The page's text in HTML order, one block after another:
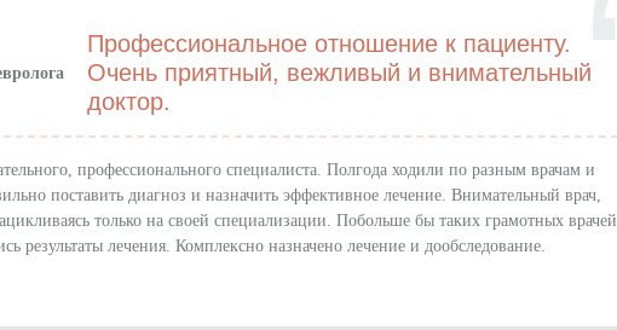
Профессиональное отношение к пациенту.
Очень приятный, вежливый и внимательный
доктор.
профессионального специалиста. Полгода ходили по разным врачам и
поставить диагноз и назначить эффективное лечение. Внимательный врач,
только на своей специализации. Побольше бы таких грамотных врачей.
результаты лечения. Комплексно назначено лечение и дообследование.